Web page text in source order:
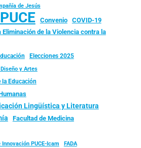
de Jesús
Convenio
COVID-19
de la Violencia contra la
Elecciones 2025
y Artes
la Educación
Lingüística y Literatura
Facultad de Medicina
PUCE-Icam FADA